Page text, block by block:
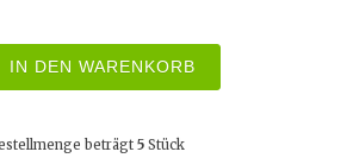
IN DEN WARENKORB
beträgt 5 Stück